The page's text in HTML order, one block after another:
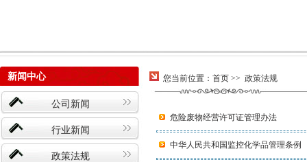
新闻中心
公司新闻
行业新闻
政策法规
您当前位置： 首页 >> 政策法规
危险废物经营许可证管理办法
中华人民共和国监控化学品管理条例